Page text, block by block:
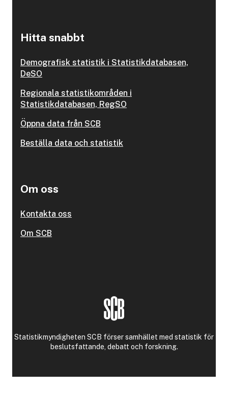
Hitta snabbt
Demografisk statistik i Statistikdatabasen,
DeSO
Regionala statistikområden i
Statistikdatabasen, RegSO
Öppna data från SCB
Beställa data och statistik
Om oss
Kontakta oss
Om SCB
Statistikmyndigheten SCB förser samhället med statistik för
beslutsfattande, debatt och forskning.